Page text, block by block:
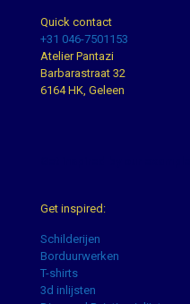
Quick contact
+31 046-7501153
Atelier Pantazi
Barbarastraat 32
6164 HK, Geleen
Get inspired:
Schilderijen
Borduurwerken
T-shirts
3d inlijsten